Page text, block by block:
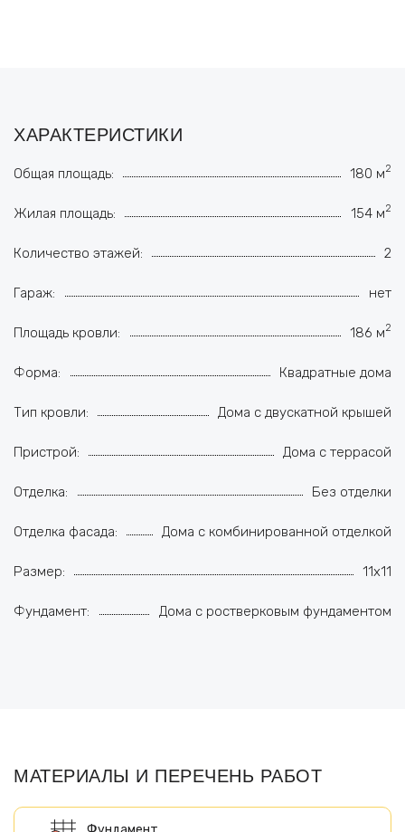
ХАРАКТЕРИСТИКИ
Общая площадь: 180 м2
Жилая площадь: 154 м2
Количество этажей: 2
Гараж: нет
Площадь кровли: 186 м2
Форма: Квадратные дома
Тип кровли: Дома с двускатной крышей
Пристрой: Дома с террасой
Отделка: Без отделки
Отделка фасада: Дома с комбинированной отделкой
Размер: 11x11
Фундамент: Дома с ростверковым фундаментом
МАТЕРИАЛЫ И ПЕРЕЧЕНЬ РАБОТ